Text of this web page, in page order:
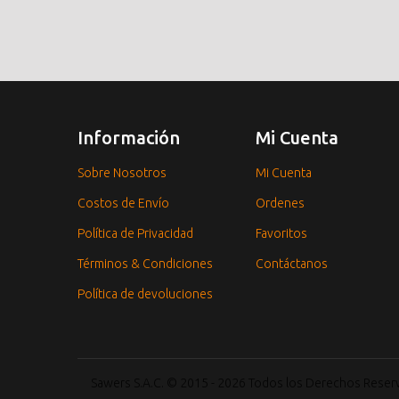
Información
Sobre Nosotros
Costos de Envío
Política de Privacidad
Términos & Condiciones
Política de devoluciones
Mi Cuenta
Mi Cuenta
Ordenes
Favoritos
Contáctanos